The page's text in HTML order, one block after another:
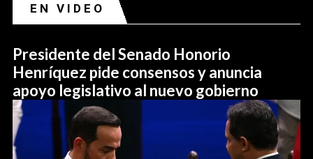
EN VIDEO
Presidente del Senado Honorio
Henríquez pide consensos y anuncia
apoyo legislativo al nuevo gobierno